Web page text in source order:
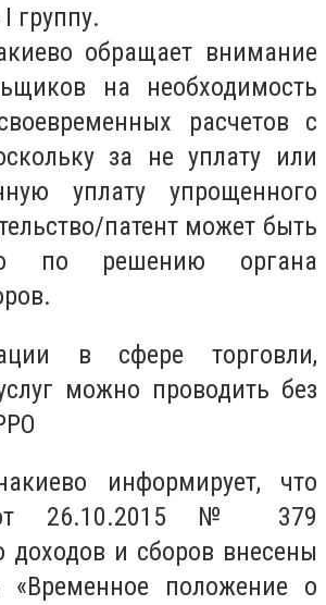
группу.
обращает внимание
на необходимость
расчетов с
за не уплату или
уплату упрощенного
патент может быть
по решению органа
в сфере торговли,
можно проводить без
информирует, что
26.10.2015 № 379
доходов и сборов внесены
«Временное положение о